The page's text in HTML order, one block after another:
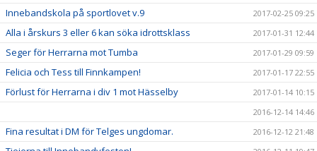
Innebandskola på sportlovet v.9 2017-02-25 09:25
Alla i årskurs 3 eller 6 kan söka idrottsklass 2017-01-31 12:44
Seger för Herrarna mot Tumba 2017-01-29 09:59
Felicia och Tess till Finnkampen! 2017-01-17 22:55
Förlust för Herrarna i div 1 mot Hässelby
2017-01-14 10:15
2016-12-14 14:46
Fina resultat i DM för Telges ungdomar. 2016-12-12 21:48